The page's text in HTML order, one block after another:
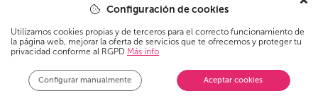
electrónico a:datos@ysi.si
las Dos Castillas 15-A, 28224
Pozuelo de Alarcón (Madrid),
sea necesaria para su correcta
Configuración de cookies
Utilizamos cookies propias y de terceros para el correcto funcionamiento de
la página web, mejorar la oferta de servicios que te ofrecemos y proteger tu
privacidad conforme al RGPD Más info
Configurar manualmente Aceptar cookies